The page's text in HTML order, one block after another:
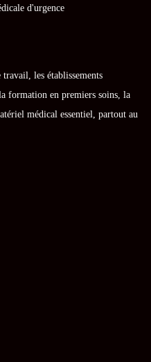
les établissements
formation en premiers soins, la
médical essentiel, partout au